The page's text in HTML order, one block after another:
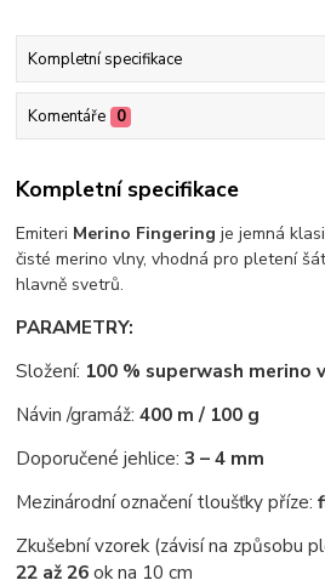
Kompletní specifikace
Komentáře 0
Kompletní specifikace
Emiteri Merino Fingering je jemná
čisté merino vlny, vhodná pro pletení
hlavně svetrů.
PARAMETRY:
Složení: 100 % superwash merino
Návin /gramáž: 400 m / 100 g
Doporučené jehlice:3 – 4 mm
Mezinárodní označení tloušťky příze:
Zkušební vzorek (závisí na způsobu
22 až 26ok na 10 cm